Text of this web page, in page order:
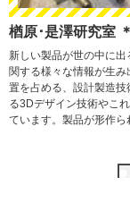
楢原･是澤研究室 ＊
新しい製品が世の中に
関する様々な情報が生
置を占める、設計製造
る3Dデザイン技術やこ
ています。製品が形作ら